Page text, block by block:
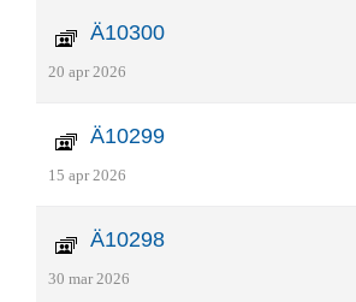
Ä10300
20 apr 2026
Ä10299
15 apr 2026
Ä10298
30 mar 2026